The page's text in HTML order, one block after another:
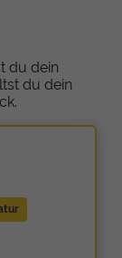
du dein
du dein